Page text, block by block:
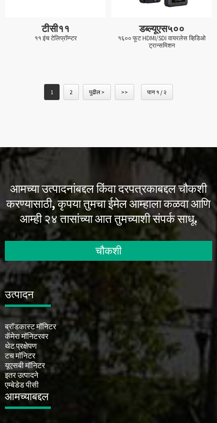
टीसी११
११ इंच टेलिप्रॉम्प्टर
डब्ल्यूएस५००
१६०० फूट HDMI/SDI वायरलेस व्हिडिओ
ट्रान्समिशन
1 2 पुढील > >> पान १ / २
आमच्या उत्पादनांबद्दल किंवा दरपत्रकाबद्दल चौकशी
करण्यासाठी, कृपया तुमचा ईमेल आम्हाला कळवा आणि
आम्ही २४ तासांच्या आत तुमच्याशी संपर्क साधू.
चौकशी
उत्पादन
ब्रॉडकास्ट मॉनिटर
कॅमेरा मॉनिटरवर
थेट प्रक्षेपण
टच मॉनिटर
यूएसबी मॉनिटर
इतर उत्पादने
एम्बेडेड पीसी
आमच्याबद्दल